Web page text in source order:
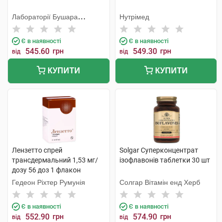
Лабораторії Бушара
Рекордаті
Є в наявності
від 545.60 грн
КУПИТИ
Нутрімед
Є в наявності
від 549.30 грн
КУПИТИ
Лензетто спрей
трансдермальний 1,53 мг/
дозу 56 доз 1 флакон
Гедеон Ріхтер Румунія
Є в наявності
від 552.90 грн
Solgar Суперконцентрат
ізофлавонів таблетки 30 шт
Солгар Вітамін енд Херб
Є в наявності
від 574.90 грн